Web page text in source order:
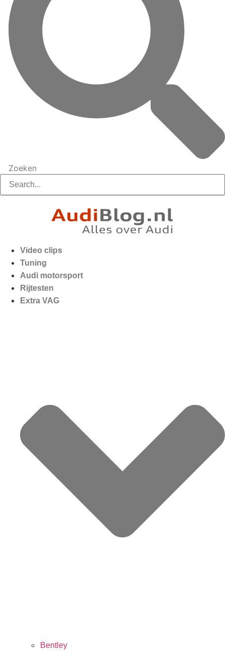
Zoeken
Video clips
Tuning
Audi motorsport
Rijtesten
Extra VAG
Bentley